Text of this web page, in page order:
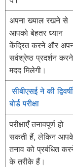
अपना ख्याल रखने से
आपको बेहतर ध्यान
केंद्रित करने और
सर्वश्रेष्ठ प्रदर्शन
मदद मिलेगी।
सीबीएसई ने की
बोर्ड परीक्षा
परीक्षाएँ तनावपूर्ण हो
सकती हैं, लेकिन
तनाव को प्रबंधित
के तरीके हैं।